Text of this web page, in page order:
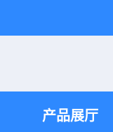
产品展厅